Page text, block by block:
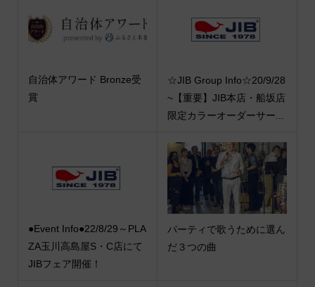
自治体アワード Bronze受
賞
☆JIB Group Info☆20/9/28
~【重要】JIB本店・船坂店
限定カラーオーダーサー...
●Event Info●22/8/29～PLA
ZA玉川高島屋S・C店にて
JIBフェア開催！
パーティで歌うために選ん
だ３つの曲